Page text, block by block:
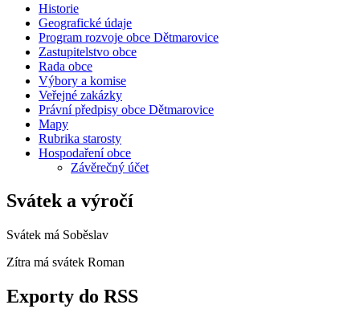
Historie
Geografické údaje
Program rozvoje obce Dětmarovice
Zastupitelstvo obce
Rada obce
Výbory a komise
Veřejné zakázky
Právní předpisy obce Dětmarovice
Mapy
Rubrika starosty
Hospodaření obce
Závěrečný účet
Svátek a výročí
Svátek má Soběslav
Zítra má svátek Roman
Exporty do RSS